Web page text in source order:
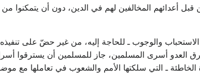
أعدائهم المخالفين لهم في الدين، دون أن يتمكنوا
والوجوب ـ للحاجة إليه، من غير حضّ على
العدو أسرى المسلمين، جاز للمسلمين أن يسترقوا
الخاطئة ـ التي سلكتها الأمم والشعوب في تعاملها مع